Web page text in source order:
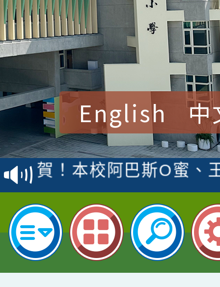
English 中
賀！本校參加桃園市中
賽 洪綺君教師榮獲社
名
賀！本校阿巴斯O蜜、
倩參加桃園市科展 國
名 指導老師王老師、
賀！本校四年二班張O
園市英語競賽國小朗讀
指導老師林老師
賀！本校參加桃園市中
賽 劉文瑛教師榮獲教
臺灣台語-第二名
賀！本校參與2026世
市賽榮獲科學小創客佳
賀！本校參加桃園市中